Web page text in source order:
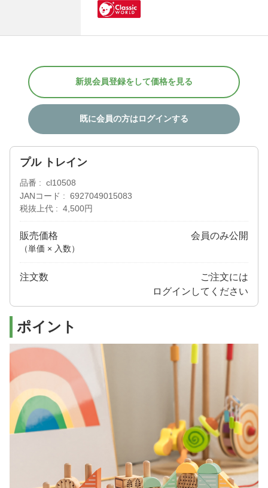
新規会員登録をして価格を見る
既に会員の方はログインする
プル トレイン
品番
cl10508
JANコード
6927049015083
税抜上代
4,500円
販売価格
（単価 × 入数）
会員のみ公開
注文数
ご注文には
ログイン してください
ポイント